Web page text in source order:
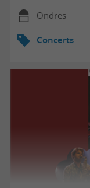
Ondres
Concerts